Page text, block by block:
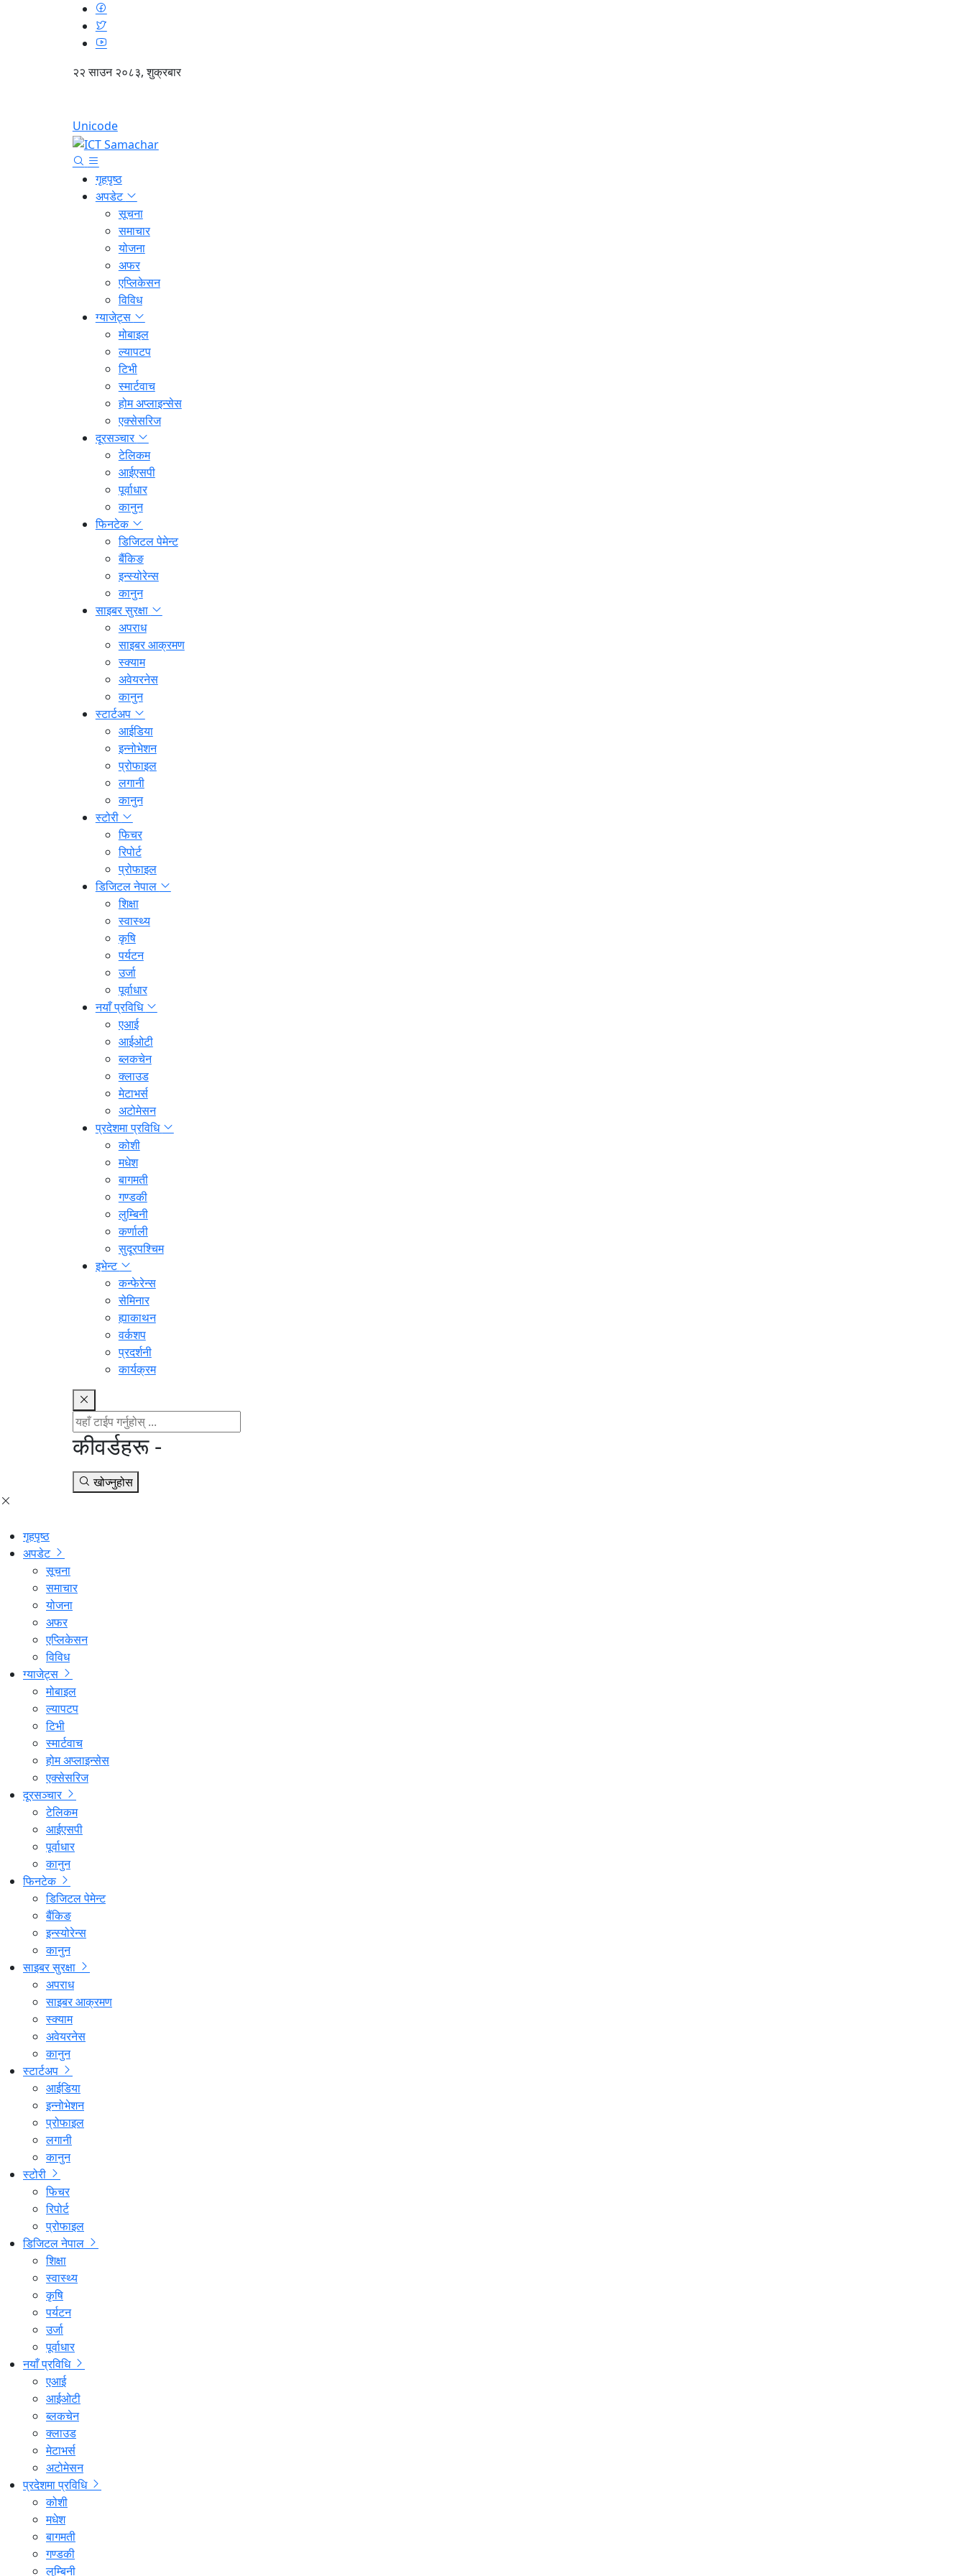
२२ साउन २०८३, शुक्रबार
Unicode
गृहपृष्ठ
अपडेट
सूचना
समाचार
योजना
अफर
एप्लिकेसन
विविध
ग्याजेट्स
मोबाइल
ल्यापटप
टिभी
स्मार्टवाच
होम अप्लाइन्सेस
एक्सेसरिज
दूरसञ्चार
टेलिकम
आईएसपी
पूर्वाधार
कानुन
फिनटेक
डिजिटल पेमेन्ट
बैंकिङ
इन्स्योरेन्स
कानुन
साइबर सुरक्षा
अपराध
साइबर आक्रमण
स्क्याम
अवेयरनेस
कानुन
स्टार्टअप
आईडिया
इन्नोभेशन
प्रोफाइल
लगानी
कानुन
स्टोरी
फिचर
रिपोर्ट
प्रोफाइल
डिजिटल नेपाल
शिक्षा
स्वास्थ्य
कृषि
पर्यटन
उर्जा
पूर्वाधार
नयाँ प्रविधि
एआई
आईओटी
ब्लकचेन
क्लाउड
मेटाभर्स
अटोमेसन
प्रदेशमा प्रविधि
कोशी
मधेश
बागमती
गण्डकी
लुम्बिनी
कर्णाली
सुदूरपश्चिम
इभेन्ट
कन्फेरेन्स
सेमिनार
ह्याकाथन
वर्कशप
प्रदर्शनी
कार्यक्रम
कीवर्डहरू -
खोज्नुहोस
गृहपृष्ठ
अपडेट
सूचना
समाचार
योजना
अफर
एप्लिकेसन
विविध
ग्याजेट्स
मोबाइल
ल्यापटप
टिभी
स्मार्टवाच
होम अप्लाइन्सेस
एक्सेसरिज
दूरसञ्चार
टेलिकम
आईएसपी
पूर्वाधार
कानुन
फिनटेक
डिजिटल पेमेन्ट
बैंकिङ
इन्स्योरेन्स
कानुन
साइबर सुरक्षा
अपराध
साइबर आक्रमण
स्क्याम
अवेयरनेस
कानुन
स्टार्टअप
आईडिया
इन्नोभेशन
प्रोफाइल
लगानी
कानुन
स्टोरी
फिचर
रिपोर्ट
प्रोफाइल
डिजिटल नेपाल
शिक्षा
स्वास्थ्य
कृषि
पर्यटन
उर्जा
पूर्वाधार
नयाँ प्रविधि
एआई
आईओटी
ब्लकचेन
क्लाउड
मेटाभर्स
अटोमेसन
प्रदेशमा प्रविधि
कोशी
मधेश
बागमती
गण्डकी
लुम्बिनी